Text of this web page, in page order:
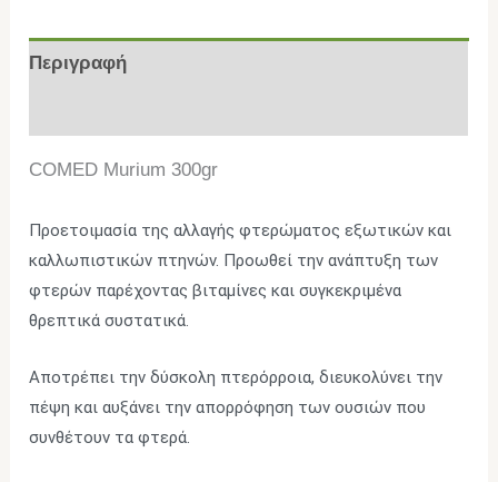
Περιγραφή
COMED Murium 300gr
Προετοιμασία της αλλαγής φτερώματος εξωτικών και
καλλωπιστικών πτηνών. Προωθεί την ανάπτυξη των
φτερών παρέχοντας βιταμίνες και συγκεκριμένα
θρεπτικά συστατικά.
Αποτρέπει την δύσκολη πτερόρροια, διευκολύνει την
πέψη και αυξάνει την απορρόφηση των ουσιών που
συνθέτουν τα φτερά.